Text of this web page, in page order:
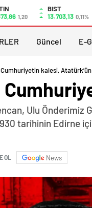
1,20
BIST
13.703,13 0,11%
Güncel E-
kalesi,
Ulu Önderimiz
tarihinin
OL News